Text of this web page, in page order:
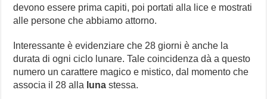
devono essere prima capiti, poi portati alla lice e mostrati
alle persone che abbiamo attorno.
Interessante è evidenziare che 28 giorni è anche la
durata di ogni ciclo lunare. Tale coincidenza dà a questo
numero un carattere magico e mistico, dal momento che
associa il 28 alla luna stessa.